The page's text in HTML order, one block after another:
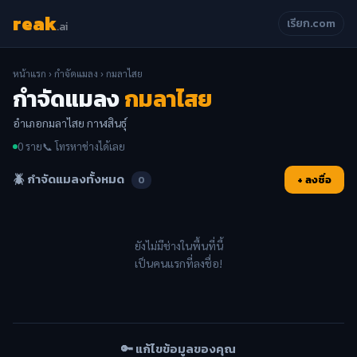
reak.ai เรียก.com
หน้าแรก ›กำจัดแมลง › กมลาไสย
กำจัดแมลงกมลาไสย
อำเภอกมลาไสย กาฬสินธุ์
0 ราย📞 โทรหาช่างได้เลย
🪲 กำจัดแมลงทั้งหมด 0 + ลงชื่อ
ยังไม่มีช่างในพื้นที่นี้
เป็นคนแรกที่ลงชื่อ!
🔑 แก้ไขข้อมูลของคุณ